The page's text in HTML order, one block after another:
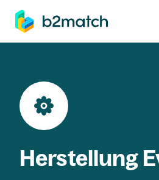
springen
Herstellung